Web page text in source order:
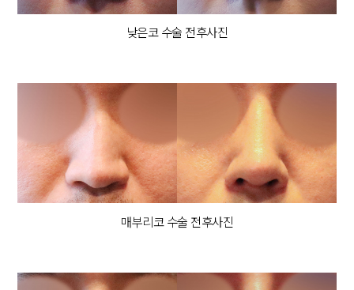
낮은코 수술 전후사진
매부리코 수술 전후사진